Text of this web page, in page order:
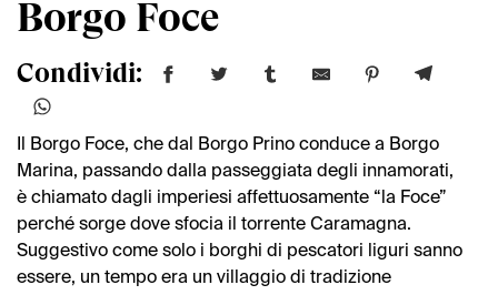
Borgo Foce
Condividi:
Il Borgo Foce, che dal Borgo Prino conduce a Borgo
Marina, passando dalla passeggiata degli innamorati,
è chiamato dagli imperiesi affettuosamente “la Foce”
perché sorge dove sfocia il torrente Caramagna.
Suggestivo come solo i borghi di pescatori liguri sanno
essere, un tempo era un villaggio di tradizione